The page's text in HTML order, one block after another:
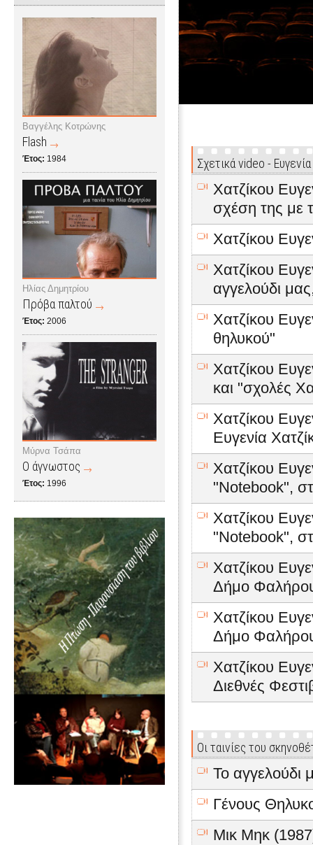
Βαγγέλης Κοτρώνης
Flash
Έτος: 1984
Ηλίας Δημητρίου
Πρόβα παλτού
Έτος: 2006
Μύρνα Τσάπα
Ο άγνωστος
Έτος: 1996
Σχετικά video -
Χατζίκου
σχέση της με
Χατζίκου
Χατζίκου
αγγελούδι
Χατζίκου
θηλυκού"
Χατζίκου
και "σχολές
Χατζίκου
Ευγενία
Χατζίκου
"Notebook",
Χατζίκου
"Notebook",
Χατζίκου
Δήμο
Χατζίκου
Δήμο
Χατζίκου
Διεθνές
Οι ταινίες του
Το αγγελούδι
Γένους
Μικ Μηκ